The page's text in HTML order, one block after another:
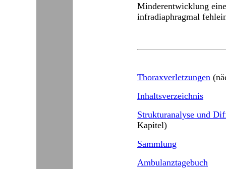
Minderentwicklung
infradiaphragmal
Thoraxverletzungen
Inhaltsverzeichnis
Strukturanalyse und
Kapitel)
Sammlung
Ambulanztagebuch